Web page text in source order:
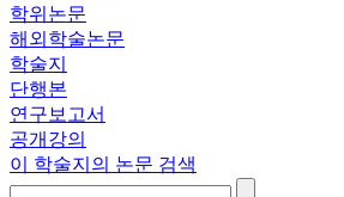
학위논문
해외학술논문
학술지
단행본
연구보고서
공개강의
이 학술지의 논문 검색